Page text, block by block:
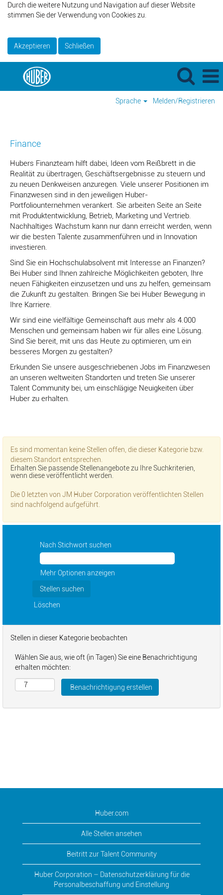
Durch die weitere Nutzung und Navigation auf dieser Website
stimmen Sie der Verwendung von Cookies zu.
Akzeptieren Schließen
Sprache Melden/Registrieren
Finance
Hubers Finanzteam hilft dabei, Ideen vom Reißbrett in die
Realität zu übertragen, Geschäftsergebnisse zu steuern und
zu neuen Denkweisen anzuregen. Viele unserer Positionen im
Finanzwesen sind in den jeweiligen Huber-
Portfoliounternehmen verankert. Sie arbeiten Seite an Seite
mit Produktentwicklung, Betrieb, Marketing und Vertrieb.
Nachhaltiges Wachstum kann nur dann erreicht werden, wenn
wir die besten Talente zusammenführen und in Innovation
investieren.
Sind Sie ein Hochschulabsolvent mit Interesse an Finanzen?
Bei Huber sind Ihnen zahlreiche Möglichkeiten geboten, Ihre
neuen Fähigkeiten einzusetzen und uns zu helfen, gemeinsam
die Zukunft zu gestalten. Bringen Sie bei Huber Bewegung in
Ihre Karriere.
Wir sind eine vielfältige Gemeinschaft aus mehr als 4.000
Menschen und gemeinsam haben wir für alles eine Lösung.
Sind Sie bereit, mit uns das Heute zu optimieren, um ein
besseres Morgen zu gestalten?
Erkunden Sie unsere ausgeschriebenen Jobs im Finanzwesen
an unseren weltweiten Standorten und treten Sie unserer
Talent Community bei, um einschlägige Neuigkeiten über
Huber zu erhalten.
Es sind momentan keine Stellen offen, die dieser Kategorie bzw.
diesem Standort entsprechen.
Erhalten Sie passende Stellenangebote zu Ihre Suchkriterien,
wenn diese veröffentlicht werden.
Die 0 letzten von JM Huber Corporation veröffentlichten Stellen
sind nachfolgend aufgeführt.
Nach Stichwort suchen
Mehr Optionen anzeigen
Löschen
Stellen in dieser Kategorie beobachten
Wählen Sie aus, wie oft (in Tagen) Sie eine Benachrichtigung
erhalten möchten:
Huber.com
Alle Stellen ansehen
Beitritt zur Talent Community
Huber Corporation – Datenschutzerklärung für die
Personalbeschaffung und Einstellung